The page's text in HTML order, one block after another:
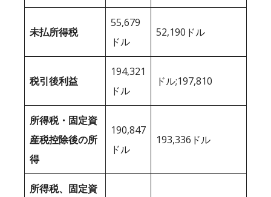
未払所得税
55,679
ドル
52,190ドル
税引後利益
194,321
ドル
ドル;197,810
所得税・固定資
産税控除後の所
得
190,847
ドル
193,336ドル
所得税、固定資